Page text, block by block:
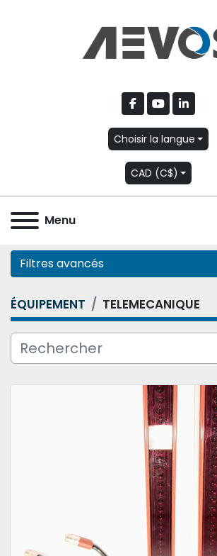
facebook
youtubelinkedin
Choisir la langue
CAD (C$)
Menu
Filtres avancés
Catégorie
Condition
ÉQUIPEMENT TELEMECANIQUE